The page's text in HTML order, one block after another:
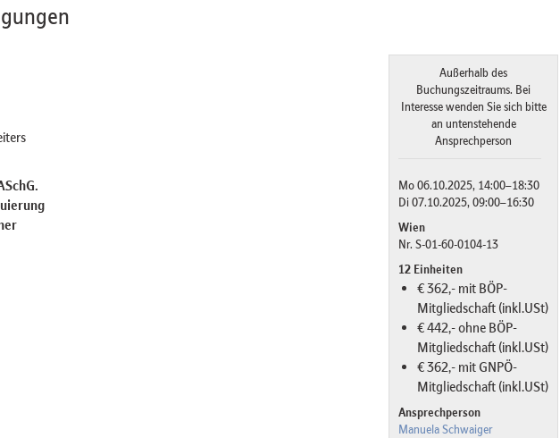
Außerhalb des
Buchungszeitraums. Bei
Interesse wenden Sie sich bitte
an untenstehende
Ansprechperson
Mo 06.10.2025, 14:00–18:30
Di 07.10.2025, 09:00–16:30
Wien
Nr. S-01-60-0104-13
12 Einheiten
€ 362,- mit BÖP-
Mitgliedschaft (inkl.USt)
€ 442,- ohne BÖP-
Mitgliedschaft (inkl.USt)
€ 362,- mit GNPÖ-
Mitgliedschaft (inkl.USt)
Ansprechperson
Manuela Schwaiger